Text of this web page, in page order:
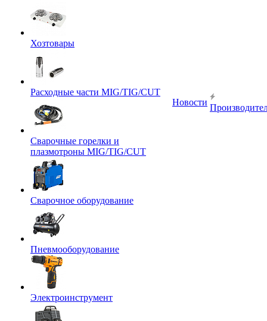
Хозтовары
Расходные части MIG/TIG/CUT
Сварочные горелки и
плазмотроны MIG/TIG/CUT
Сварочное оборудование
Пневмооборудование
Электроинструмент
Новости